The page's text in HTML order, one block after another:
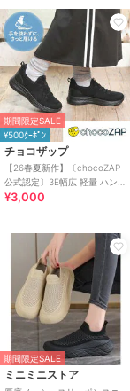
期間限定SALE
¥500ｸｰﾎﾟﾝ
チョコザップ
【26春夏新作】〔chocoZAP
公式認定〕3E幅広 軽量 ハンズ
フリー スリッポン スニーカー
¥3,000
期間限定SALE
ミニミニストア